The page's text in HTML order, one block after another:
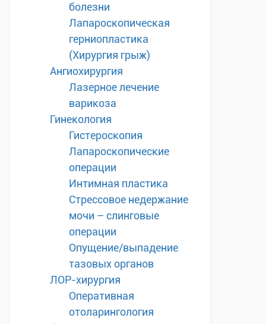
болезни
Лапароскопическая
герниопластика
(Хирургия грыж)
Ангиохирургия
Лазерное лечение
варикоза
Гинекология
Гистероскопия
Лапароскопические
операции
Интимная пластика
Стрессовое недержание
мочи – слинговые
операции
Опущение/выпадение
тазовых органов
ЛОР-хирургия
Оперативная
отоларингология